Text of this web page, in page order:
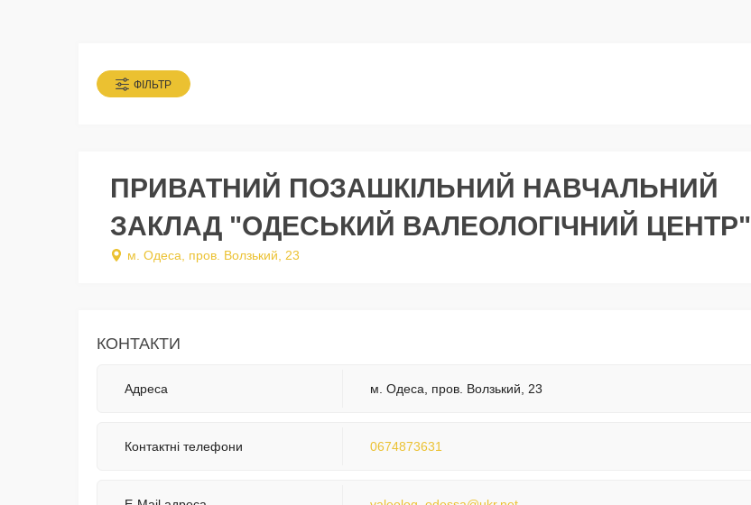
ФІЛЬТР
ПРИВАТНИЙ ПОЗАШКІЛЬНИЙ НАВЧАЛЬНИЙ
ЗАКЛАД "ОДЕСЬКИЙ ВАЛЕОЛОГІЧНИЙ ЦЕНТР"
м. Одеса, пров. Волзький, 23
КОНТАКТИ
Адреса м. Одеса, пров. Волзький, 23
Контактні телефони 0674873631